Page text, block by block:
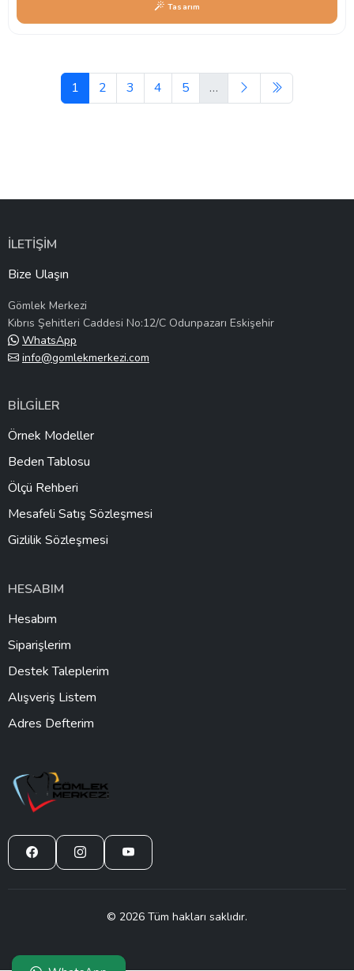
Tasarım
1 2 3 4 5 …
İLETİŞİM
Bize Ulaşın
Gömlek Merkezi
Kıbrıs Şehitleri Caddesi No:12/C Odunpazarı Eskişehir
WhatsApp
info@gomlekmerkezi.com
BİLGİLER
Örnek Modeller
Beden Tablosu
Ölçü Rehberi
Mesafeli Satış Sözleşmesi
Gizlilik Sözleşmesi
HESABIM
Hesabım
Siparişlerim
Destek Taleplerim
Alışveriş Listem
Adres Defterim
© 2026 Tüm hakları saklıdır.